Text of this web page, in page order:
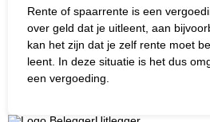
Rente of spaarrente is een
over geld dat je uitleent, aan
kan het zijn dat je zelf rente moet
leent. In deze situatie is het dus
een vergoeding.